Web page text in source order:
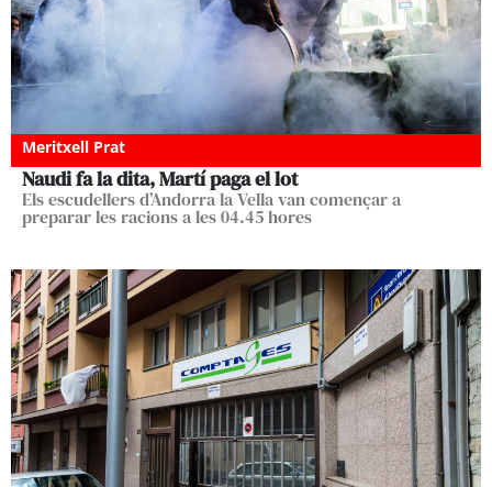
Meritxell Prat
Naudi fa la dita, Martí paga el lot
Els escudellers d’Andorra la Vella van començar a
preparar les racions a les 04.45 hores